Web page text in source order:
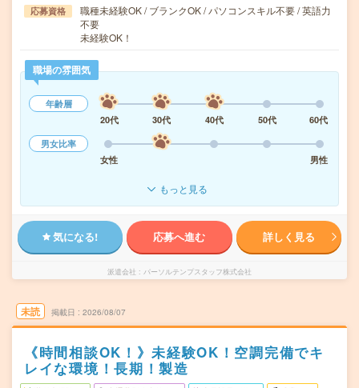
応募資格
職種未経験OK / ブランクOK / パソコンスキル不要 / 英語力
不要
未経験OK！
職場の雰囲気
年齢層
20代
30代 40代 50代
60代
男女比率
女性
男性
もっと見る
気になる! 応募へ進む 詳しく見る
派遣会社 パーソルテンプスタッフ株式会社
未読 掲載日 2026/08/07
《時間相談OK！》未経験OK！空調完備でキ
レイな環境！長期！製造